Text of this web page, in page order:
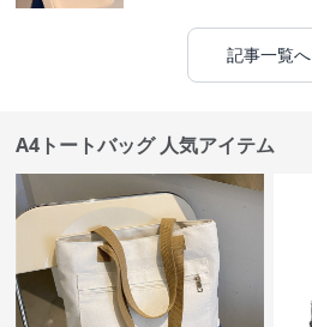
記事一覧へ
A4トートバッグ 人気アイテム